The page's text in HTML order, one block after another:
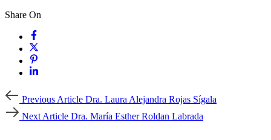
Share On
Previous
ArticlePrevious Article Dra. Laura Alejandra Rojas Sígala
Next
ArticleNext Article Dra. María Esther Roldan Labrada